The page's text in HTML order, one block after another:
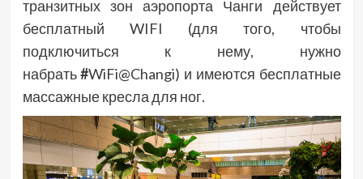
транзитных зон аэропорта Чанги действует
бесплатный WIFI (для того, чтобы
подключиться к нему, нужно
набрать#WiFi@Changi) и имеются бесплатные
массажные кресла для ног.